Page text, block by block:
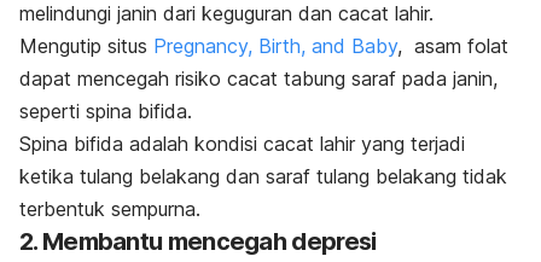
melindungi janin dari keguguran dan cacat lahir.
Mengutip situs Pregnancy, Birth, and Baby, asam folat
dapat mencegah risiko cacat tabung saraf pada janin,
seperti spina bifida.
Spina bifida adalah kondisi cacat lahir yang terjadi
ketika tulang belakang dan saraf tulang belakang tidak
terbentuk sempurna.
2. Membantu mencegah depresi